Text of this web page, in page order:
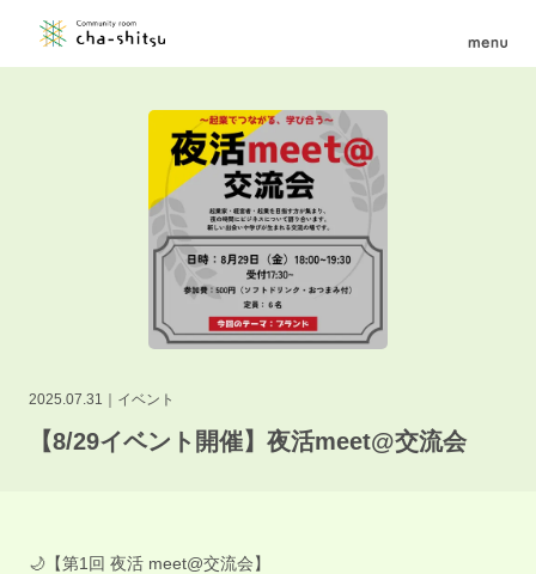
2025.07.31 イベント
【8/29イベント開催】夜活meet@交流会
🌙【第1回 夜活 meet@交流会】